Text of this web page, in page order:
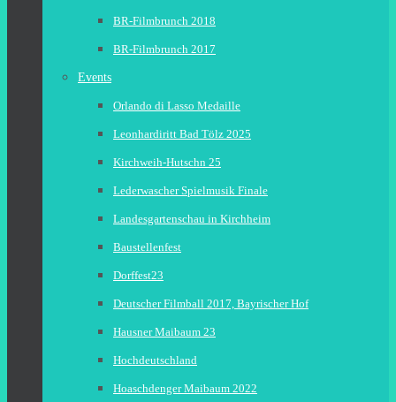
BR-Filmbrunch 2018
BR-Filmbrunch 2017
Events
Orlando di Lasso Medaille
Leonhardiritt Bad Tölz 2025
Kirchweih-Hutschn 25
Lederwascher Spielmusik Finale
Landesgartenschau in Kirchheim
Baustellenfest
Dorffest23
Deutscher Filmball 2017, Bayrischer Hof
Hausner Maibaum 23
Hochdeutschland
Hoaschdenger Maibaum 2022